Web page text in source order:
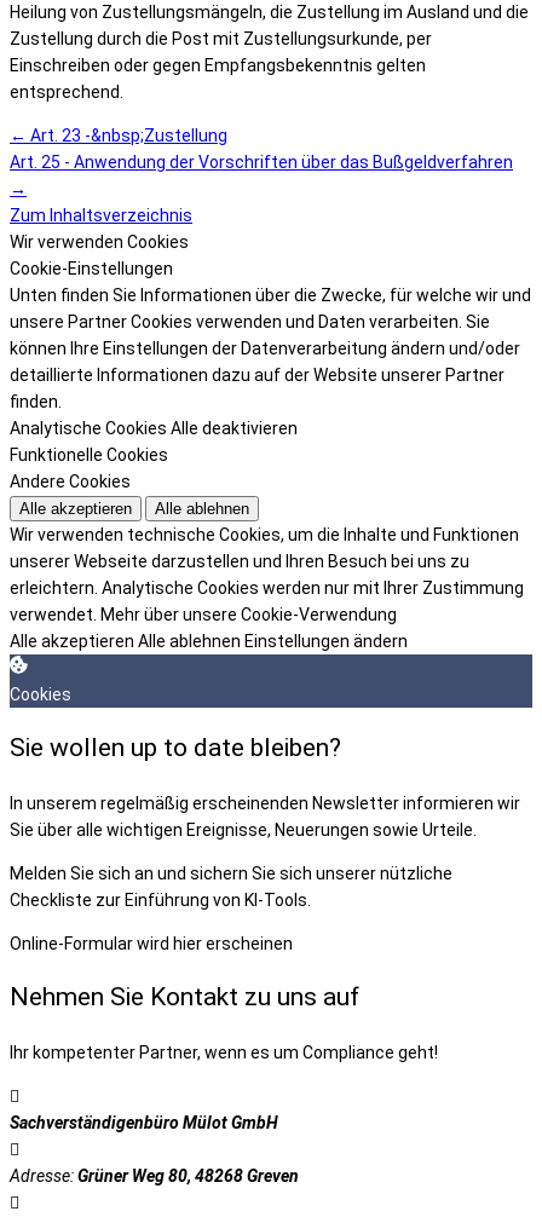
Heilung von Zustellungsmängeln, die Zustellung im Ausland und die
Zustellung durch die Post mit Zustellungsurkunde, per
Einschreiben oder gegen Empfangsbekenntnis gelten
entsprechend.
← Art. 23 -&nbsp;Zustellung
Art. 25 - Anwendung der Vorschriften über das Bußgeldverfahren
→
Zum Inhaltsverzeichnis
Wir verwenden Cookies
Cookie-Einstellungen
Unten finden Sie Informationen über die Zwecke, für welche wir und
unsere Partner Cookies verwenden und Daten verarbeiten. Sie
können Ihre Einstellungen der Datenverarbeitung ändern und/oder
detaillierte Informationen dazu auf der Website unserer Partner
finden.
Analytische Cookies Alle deaktivieren
Funktionelle Cookies
Andere Cookies
Alle akzeptieren Alle ablehnen
Wir verwenden technische Cookies, um die Inhalte und Funktionen
unserer Webseite darzustellen und Ihren Besuch bei uns zu
erleichtern. Analytische Cookies werden nur mit Ihrer Zustimmung
verwendet. Mehr über unsere Cookie-Verwendung
Alle akzeptieren Alle ablehnen Einstellungen ändern
Cookies
Sie wollen up to date bleiben?
In unserem regelmäßig erscheinenden Newsletter informieren wir
Sie über alle wichtigen Ereignisse, Neuerungen sowie Urteile.
Melden Sie sich an und sichern Sie sich unserer nützliche
Checkliste zur Einführung von KI-Tools.
Online-Formular wird hier erscheinen
Nehmen Sie Kontakt zu uns auf
Ihr kompetenter Partner, wenn es um Compliance geht!
Sachverständigenbüro Mülot GmbH
Adresse:Grüner Weg 80, 48268 Greven